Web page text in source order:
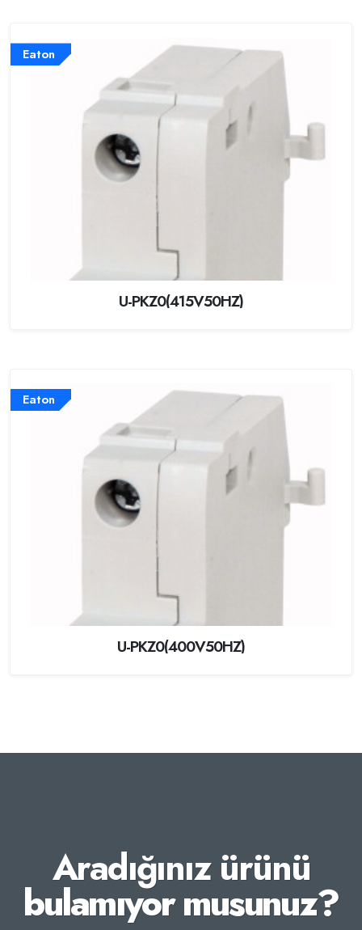
Eaton
U-PKZ0(415V50HZ)
Eaton
U-PKZ0(400V50HZ)
Aradığınız ürünü
bulamıyor musunuz?